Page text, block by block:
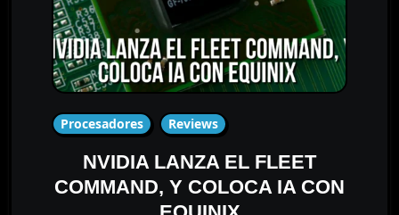
Procesadores Reviews
NVIDIA LANZA EL FLEET
COMMAND, Y COLOCA IA CON